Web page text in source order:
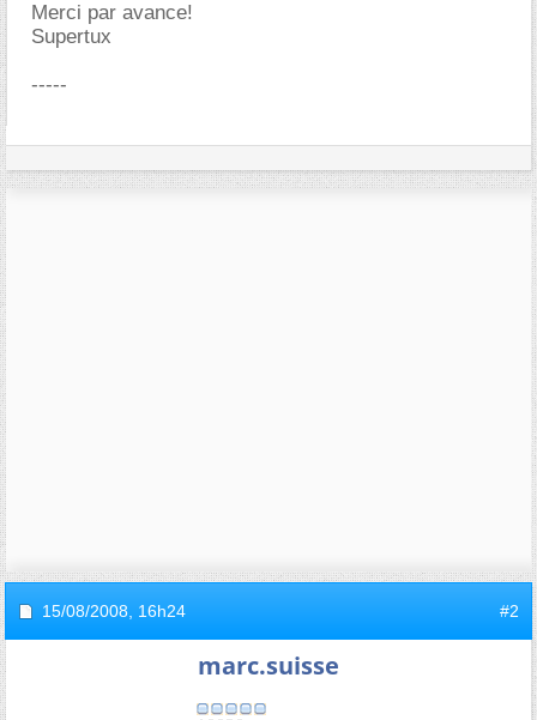
Merci par avance!
Supertux
-----
15/08/2008, 16h24 #2
marc.suisse